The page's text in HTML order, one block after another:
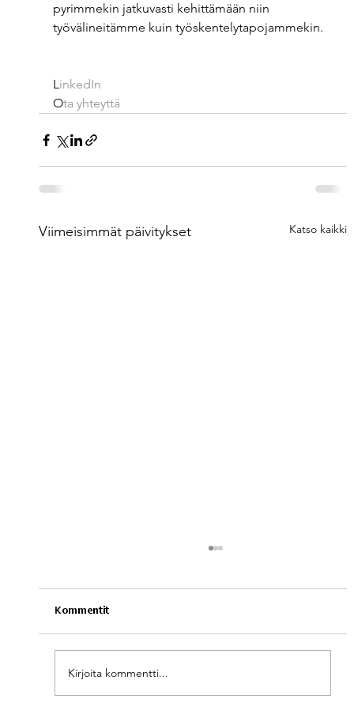
pyrimmekin jatkuvasti kehittämään niin
työvälineitämme kuin työskentelytapojammekin.
LinkedIn
Ota yhteyttä
Viimeisimmät päivitykset Katso kaikki
Kommentit
Kirjoita kommentti...